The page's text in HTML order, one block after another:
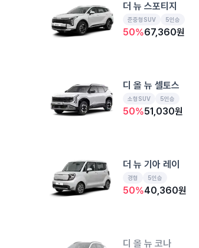
더 뉴 스포티지
준중형SUV 5인승
50%67,360원
디 올 뉴 셀토스
소형SUV 5인승
50%51,030원
더 뉴 기아 레이
경형 5인승
50%40,360원
디 올 뉴 코나